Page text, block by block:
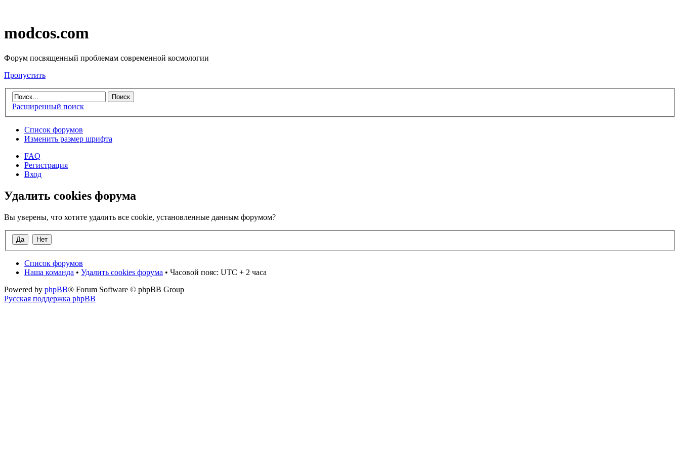
modcos.com
Форум посвященный проблемам современной космологии
Пропустить
Расширенный поиск
Список форумов
Изменить размер шрифта
FAQ
Регистрация
Вход
Удалить cookies форума
Вы уверены, что хотите удалить все cookie, установленные данным форумом?
Список форумов
Наша команда • Удалить cookies форума • Часовой пояс: UTC + 2 часа
Powered by phpBB® Forum Software © phpBB Group
Русская поддержка phpBB